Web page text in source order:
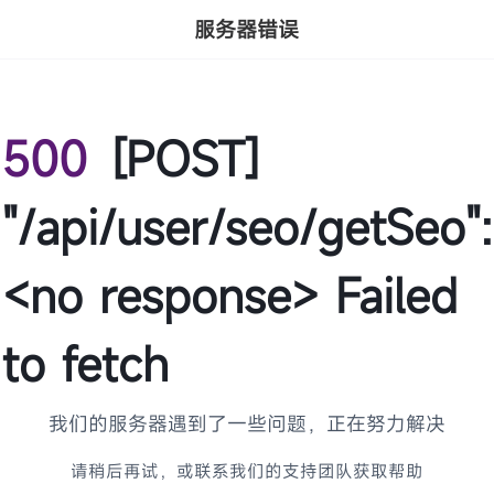
服务器错误
500 [POST]
"/api/user/seo/getSeo":
<no response> Failed
to fetch
我们的服务器遇到了一些问题，正在努力解决
请稍后再试，或联系我们的支持团队获取帮助